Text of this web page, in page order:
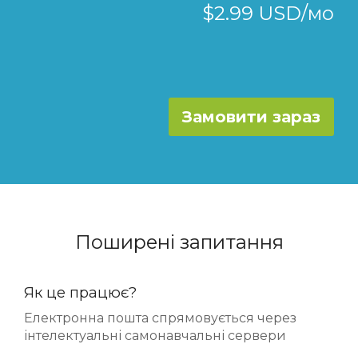
$2.99 USD/мо
Замовити зараз
Поширені запитання
Як це працює?
Електронна пошта спрямовується через
інтелектуальні самонавчальні сервери